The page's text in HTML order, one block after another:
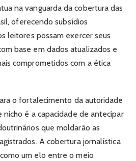
na vanguarda da cobertura das
oferecendo subsídios
leitores possam exercer seus
base em dados atualizados e
comprometidos com a ética
o fortalecimento da autoridade
é a capacidade de antecipar
que moldarão as
A cobertura jornalística
um elo entre o meio